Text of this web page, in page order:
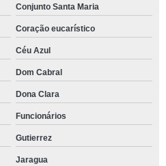
Conjunto Santa Maria
Coração eucarístico
Céu Azul
Dom Cabral
Dona Clara
Funcionários
Gutierrez
Jaragua